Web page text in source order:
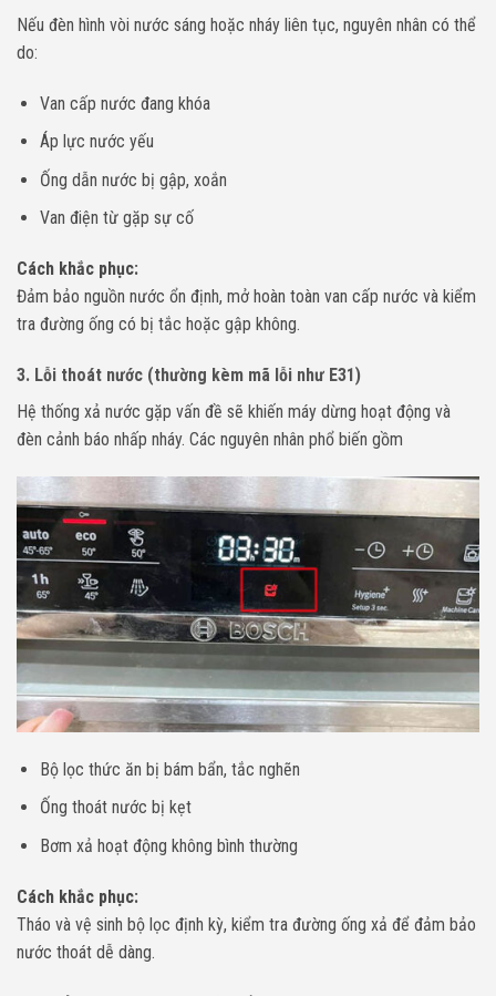
Nếu đèn hình vòi nước sáng hoặc nháy liên tục, nguyên nhân có thể
do:
Van cấp nước đang khóa
Áp lực nước yếu
Ống dẫn nước bị gập, xoắn
Van điện từ gặp sự cố
Cách khắc phục:
Đảm bảo nguồn nước ổn định, mở hoàn toàn van cấp nước và kiểm
tra đường ống có bị tắc hoặc gập không.
3. Lỗi thoát nước (thường kèm mã lỗi như E31)
Hệ thống xả nước gặp vấn đề sẽ khiến máy dừng hoạt động và
đèn cảnh báo nhấp nháy. Các nguyên nhân phổ biến gồm
Bộ lọc thức ăn bị bám bẩn, tắc nghẽn
Ống thoát nước bị kẹt
Bơm xả hoạt động không bình thường
Cách khắc phục:
Tháo và vệ sinh bộ lọc định kỳ, kiểm tra đường ống xả để đảm bảo
nước thoát dễ dàng.